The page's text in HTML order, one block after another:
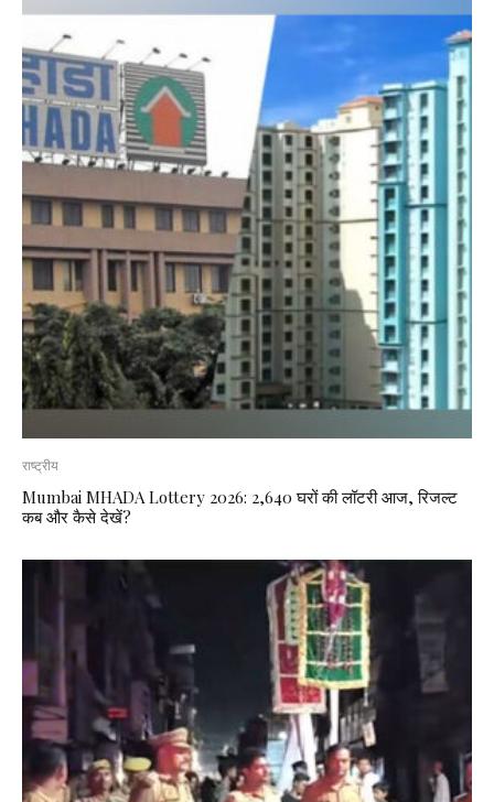
राष्ट्रीय
Mumbai MHADA Lottery 2026: 2,640 घरों की लॉटरी आज, रिजल्ट
कब और कैसे देखें?